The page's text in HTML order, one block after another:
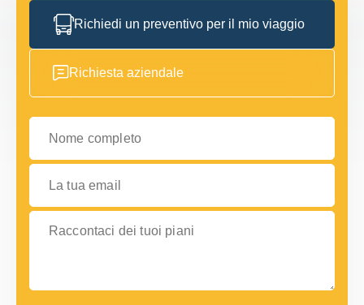
Richiedi un preventivo per il mio viaggio
Richiesta aziendale
Nome completo
La tua email
Raccontaci dei tuoi piani